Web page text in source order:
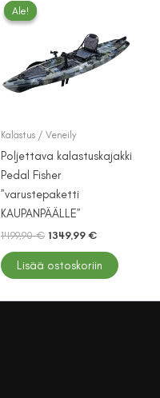
Ale!
Ale!
Kalastus / Veneily
Poljettava kalastuskajakki
Pedal Fisher
”varustepaketti
KAUPANPÄÄLLE”
1499,90€ Alkuperäinen
oli:
1349,99 €Nykyinen
on:
1349,99 €.
Lisää ostoskoriin